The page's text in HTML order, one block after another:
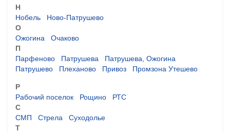
Н
Нобель
Ново-Патрушево
О
Ожогина
Очаково
П
Парфеново
Патрушева
Патрушева, Ожогина
Патрушево
Плеханово Привоз Промзона Утешево
Р
Рабочий поселок
Рощино
РТС
С
СМП
Стрела
Суходолье
Т